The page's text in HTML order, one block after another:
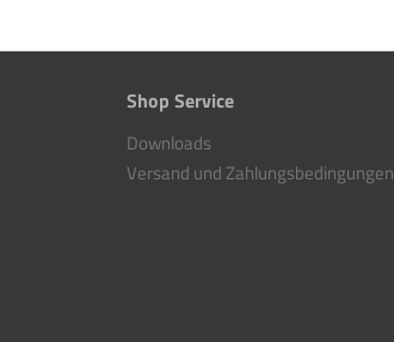
Shop Service
Downloads
Versand und Zahlungsbedingungen